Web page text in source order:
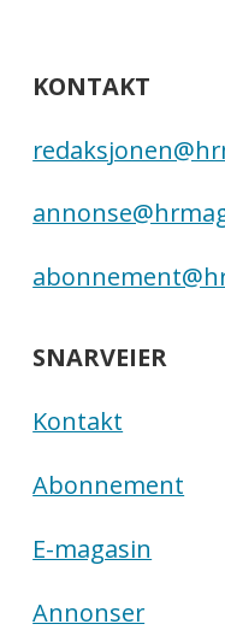
KONTAKT
SNARVEIER
Kontakt
Abonnement
E-magasin
Annonser